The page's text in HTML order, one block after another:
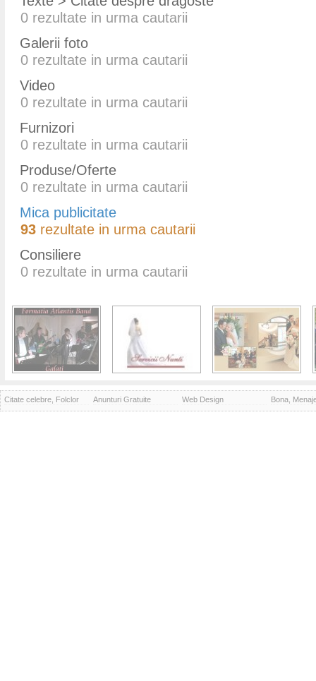
0 rezultate in urma cautarii
Galerii foto
0 rezultate in urma cautarii
Video
0 rezultate in urma cautarii
Furnizori
0 rezultate in urma cautarii
Produse/Oferte
0 rezultate in urma cautarii
Mica publicitate
93 rezultate in urma cautarii
Consiliere
0 rezultate in urma cautarii
Citate celebre, Folclor Anunturi Gratuite Web Design Bona,